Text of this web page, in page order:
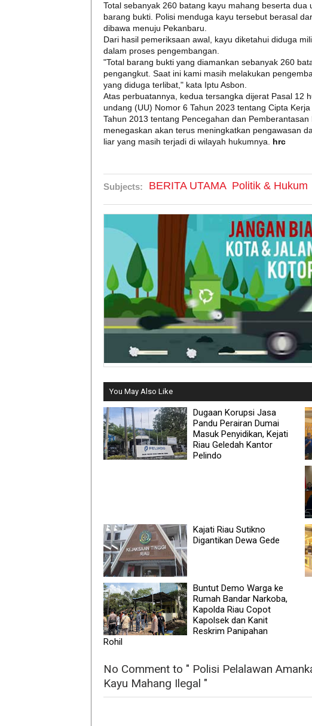
Total sebanyak 260 batang kayu mahang beserta
barang bukti. Polisi menduga kayu tersebut berasal
dibawa menuju Pekanbaru.
Dari hasil pemeriksaan awal, kayu diketahui diduga
dalam proses pengembangan.
"Total barang bukti yang diamankan sebanyak 260
pengangkut. Saat ini kami masih melakukan
yang diduga terlibat," kata Iptu Asbon.
Atas perbuatannya, kedua tersangka dijerat Pasal 12
undang (UU) Nomor 6 Tahun 2023 tentang Cipta
Tahun 2013 tentang Pencegahan dan
menegaskan akan terus meningkatkan pengawasan
liar yang masih terjadi di wilayah hukumnya. hrc
Subjects: BERITA UTAMA Politik & Hukum
You May Also Like
Dugaan Korupsi Jasa
Pandu Perairan Dumai
Masuk Penyidikan, Kejati
Riau Geledah Kantor
Pelindo
Kajati Riau Sutikno
Digantikan Dewa Gede
Buntut Demo Warga ke
Rumah Bandar Narkoba,
Kapolda Riau Copot
Kapolsek dan Kanit
Reskrim Panipahan
Rohil
No Comment to " Polisi Pelalawan
Kayu Mahang Ilegal "